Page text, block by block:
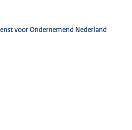
voor Ondernemend Nederland